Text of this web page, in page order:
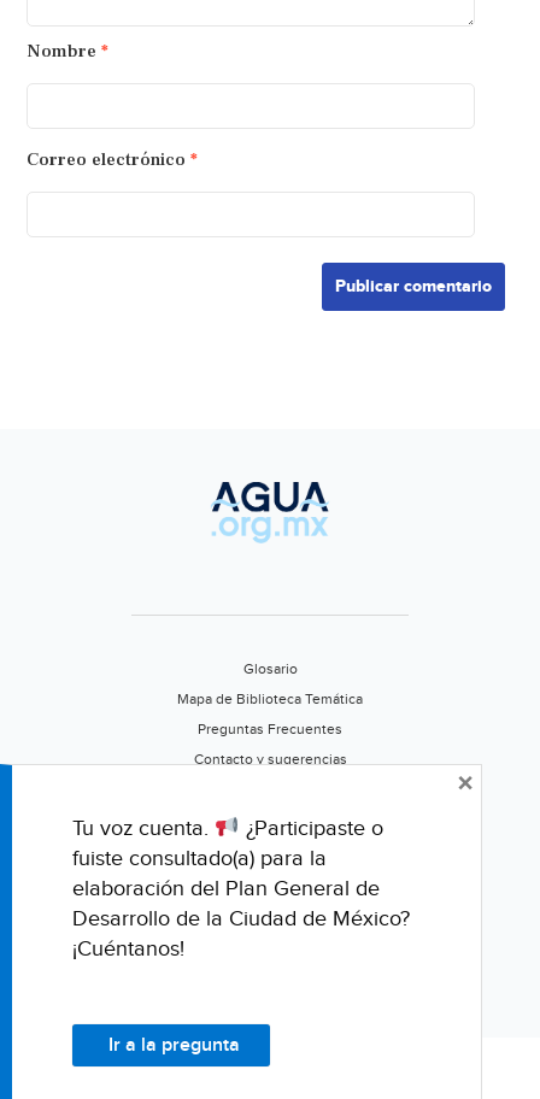
Nombre *
Correo electrónico *
Glosario
Mapa de Biblioteca Temática
Preguntas Frecuentes
Contacto y sugerencias
Califica este portal
Tu voz cuenta.
¿Participaste o
fuiste consultado(a) para la
elaboración del Plan General de
Desarrollo de la Ciudad de México?
¡Cuéntanos!
Ir a la pregunta
×